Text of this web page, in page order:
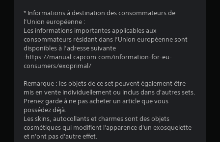
* Informations à destination des consommateurs de
l’Union européenne :
Les informations importantes applicables aux
consommateurs résidant dans l’Union européenne sont
disponibles à l’adresse suivante
:https://manual.capcom.com/information-for-eu-
consumers/exoprimal/
Remarque : les objets de ce set peuvent également être
mis en vente individuellement ou inclus dans d'autres sets.
Prenez garde à ne pas acheter un article que vous
possédez déjà.
Les skins, autocollants et charmes sont des objets
cosmétiques qui modifient l'apparence d'un exosquelette
et n'ont pas d'autre effet.